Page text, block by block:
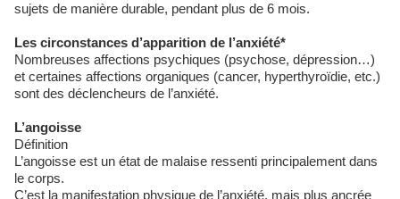
sujets de manière durable, pendant plus de 6 mois.
Les circonstances d’apparition de l’anxiété*
Nombreuses affections psychiques (psychose, dépression…)
et certaines affections organiques (cancer, hyperthyroïdie, etc.)
sont des déclencheurs de l’anxiété.
L’angoisse
Définition
L’angoisse est un état de malaise ressenti principalement dans
le corps.
C’est la manifestation physique de l’anxiété, mais plus ancrée